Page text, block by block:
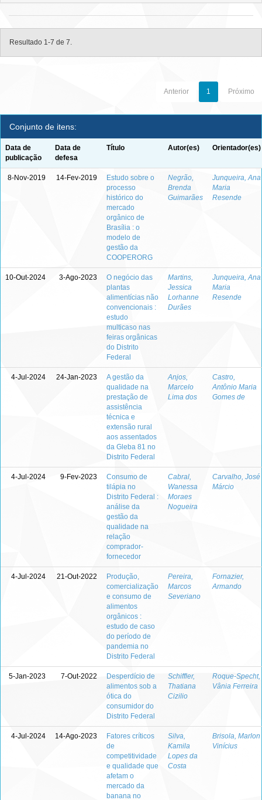
Resultado 1-7 de 7.
Anterior 1 Próximo
Conjunto de itens:
Data de
publicação
Data de
defesa
Título Autor(es) Orientador(es)
8-Nov-2019 14-Fev-2019
Estudo sobre o
processo
histórico do
mercado
orgânico de
Brasília : o
modelo de
gestão da
COOPERORG
Negrão,
Brenda
Guimarães
Junqueira, Ana
Maria
Resende
10-Out-2024 3-Ago-2023
O negócio das
plantas
alimentícias não
convencionais :
estudo
multicaso nas
feiras orgânicas
do Distrito
Federal
Martins,
Jessica
Lorhanne
Durães
Junqueira, Ana
Maria
Resende
4-Jul-2024 24-Jan-2023
A gestão da
qualidade na
prestação de
assistência
técnica e
extensão rural
aos assentados
da Gleba 81 no
Distrito Federal
Anjos,
Marcelo
Lima dos
Castro,
Antônio Maria
Gomes de
4-Jul-2024 9-Fev-2023
Consumo de
tilápia no
Distrito Federal :
análise da
gestão da
qualidade na
relação
comprador-
fornecedor
Cabral,
Wanessa
Moraes
Nogueira
Carvalho, José
Márcio
4-Jul-2024 21-Out-2022
Produção,
comercialização
e consumo de
alimentos
orgânicos :
estudo de caso
do período de
pandemia no
Distrito Federal
Pereira,
Marcos
Severiano
Fornazier,
Armando
5-Jan-2023 7-Out-2022
Desperdício de
alimentos sob a
ótica do
consumidor do
Distrito Federal
Schiffler,
Thatiana
Cizilio
Roque-Specht,
Vânia Ferreira
4-Jul-2024 14-Ago-2023
Fatores críticos
de
competitividade
e qualidade que
afetam o
mercado da
banana no
Silva,
Kamila
Lopes da
Costa
Brisola, Marlon
Vinícius